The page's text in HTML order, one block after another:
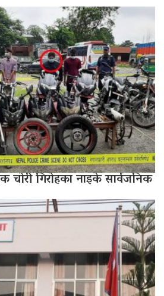
चोरी गिरोहका नाइके सार्वजनिक